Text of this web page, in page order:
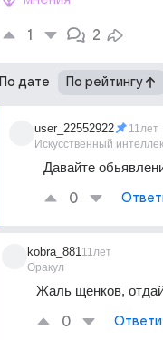
1 2
По дате По рейтингу
user_22552922
Искусственный
11лет
Давайте
0
kobra_881
Оракул
11лет
Жаль щенков,
0